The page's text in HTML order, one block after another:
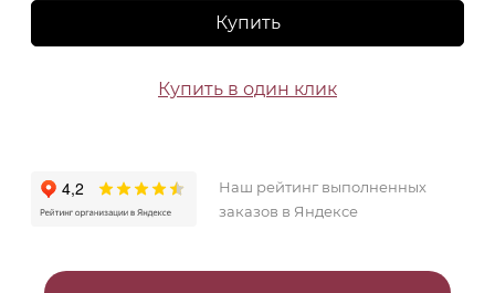
Купить
Купить в один клик
Наш рейтинг выполненных
заказов в Яндексе